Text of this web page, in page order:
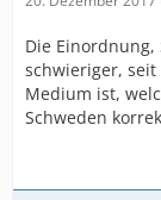
Die
schwieriger,
Medium ist,
Schweden